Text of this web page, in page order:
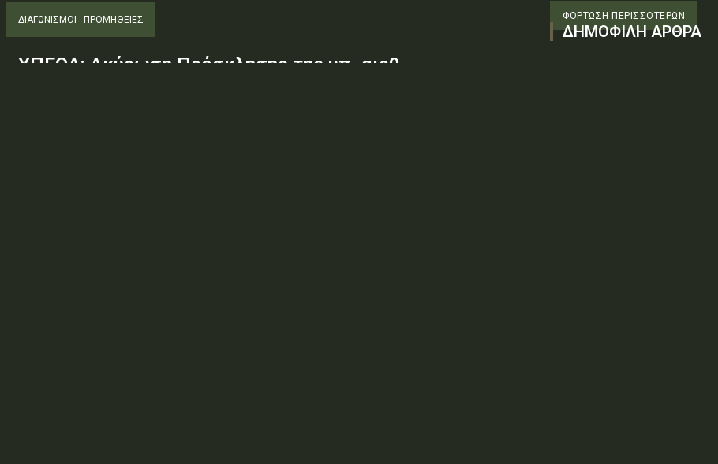
ΔΙΑΓΩΝΙΣΜΟΊ - ΠΡΟΜΉΘΕΙΕΣ
ΥΠΕΘΑ: Ακύρωση Πρόσκλησης της υπ. αιρθ
ΦΌΡΤΩΣΗ ΠΕΡΙΣΣΟΤΈΡΩΝ
ΔΗΜΟΦΙΛΗ ΑΡΘΡΑ